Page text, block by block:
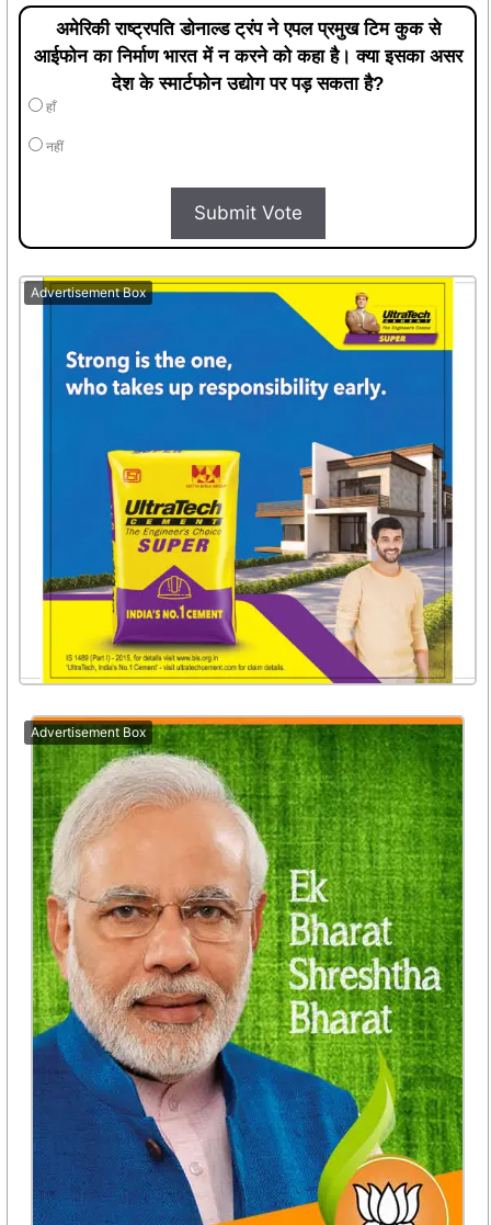
अमेरिकी राष्ट्रपति डोनाल्ड ट्रंप ने एपल प्रमुख टिम कुक से
आईफोन का निर्माण भारत में न करने को कहा है। क्या इसका असर
देश के स्मार्टफोन उद्योग पर पड़ सकता है?
हाँ
नहीं
Submit Vote
Advertisement Box
Advertisement Box